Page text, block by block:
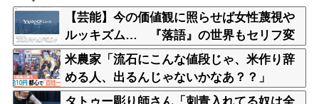
【芸能】今の価値観に照らせば女性蔑視や
ルッキズム… 『落語』の世界もセリフ変
更や改作、現代にふさわしい表現模索の動
き
米農家「流石にこんな値段じゃ、米作り辞
める人、出るんじゃないかなあ？？」
タトゥー彫り師さん「刺青入れてる奴は全